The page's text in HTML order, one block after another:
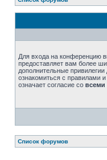
Для входа на конференцию
предоставляет вам более
дополнительные
ознакомиться с правилами
означает согласие со всеми
Список форумов